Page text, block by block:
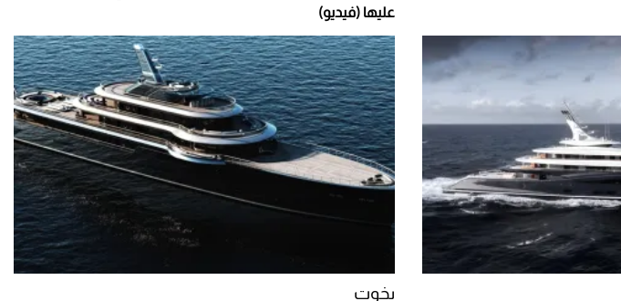
عليها (فيديو)
يخوت